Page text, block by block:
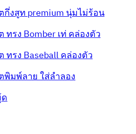
กึ่งสูท premium นุ่มไม่ร้อน
ทรง Bomber เท่ คล่องตัว
ทรง Baseball คล่องตัว
พิมพ์ลาย ใส่ลำลอง